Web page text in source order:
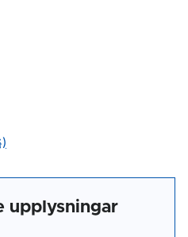
upplysningar